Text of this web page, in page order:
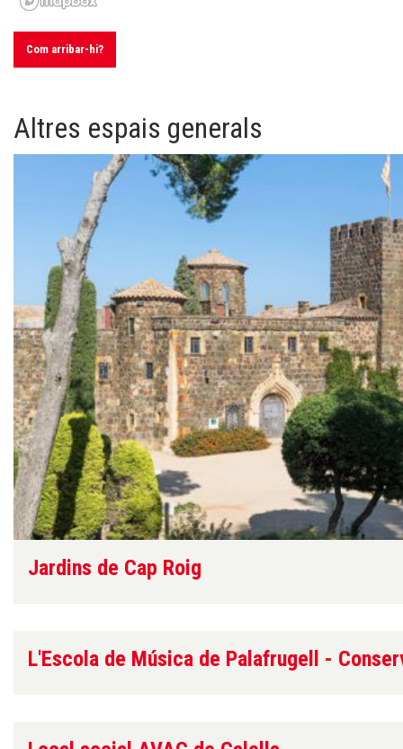
Com arribar-hi?
Altres espais generals
Jardins de Cap Roig
L'Escola de Música de Palafrugell -